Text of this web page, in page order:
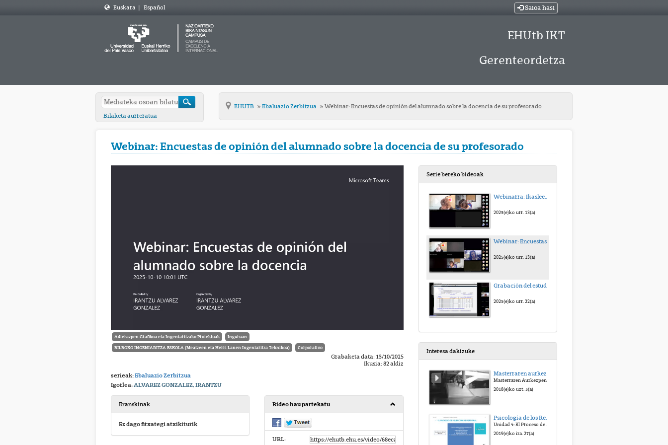
Euskara | Español Saioa hasi
EHUtb IKT
Gerenteordetza
Bilaketa aurreratua
EHUTB Ebaluazio Zerbitzua Webinar: Encuestas de opinión del alumnado sobre la docencia de su profesorado
Webinar: Encuestas de opinión del alumnado sobre la docencia de su profesorado
Adierazpen Grafikoa eta Ingeniaritzako Proiektuak Inguruan
BILBOKO INGENIARITZA ESKOLA (Meatzeen eta Herri Lanen Ingeniaritza Teknikoa) Corporativo
Grabaketa data: 13/10/2025
Ikusia: 82 aldiz
serieak:Ebaluazio Zerbitzua
Igorlea:ALVAREZ GONZALEZ, IRANTZU
Eranskinak
Ez dago fitxategi atxikiturik
Bideo hau partekatu
URL:
Serie bereko bideoak
Webinarra: Ikasleek Irakaskuntzari buruz daukaten iritziari buruzko inkestak
2025(e)ko urr. 13(a)
Webinar: Encuestas de opinión del alumnado sobre la docencia de su profesorado
2025(e)ko urr. 13(a)
Grabación del estudiantado en los subgrupos prácticos
2025(e)ko urr. 22(a)
Interesa dakizuke
Masterraren Aurkezpenaren Bideoa
2018(e)ko uzt. 5(a)
Psicología de los Recursos Humanos: Planificación, Selección y Promoción. Edurne Martínez
Unidad 4: El Proceso de Selección de Personal
2019(e)ko ira. 27(a)